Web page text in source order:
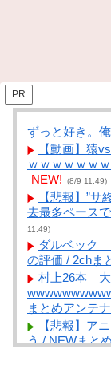
PR
ずっと好き。
【動画】猿
ｗｗｗｗｗｗ
NEW!
(8/9 11:49)
【悲報】”
去最多ペース
11:49)
ダルベック
の評価 / 2chま
村上26本 大
まとめアンテナ
【悲報】ア
う / NEWまと